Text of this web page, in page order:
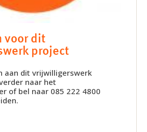
voor dit
project
aan dit vrijwilligerswerk
naar het
of bel naar 085 222 4800